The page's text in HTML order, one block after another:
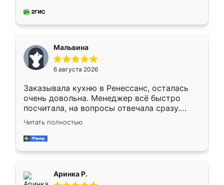
за день, ребята работали аккуратно, даже
Мальвина
6 августа 2026
Заказывала кухню в Ренессанс, осталась
очень довольна. Менеджер всё быстро
посчитала, на вопросы отвечала сразу.
Замерщик приехал в субботу, подошёл к
делу со всей ответственностью. Собрали
за день, ребята работали аккуратно, даже
Читать полностью
Аринка Р.